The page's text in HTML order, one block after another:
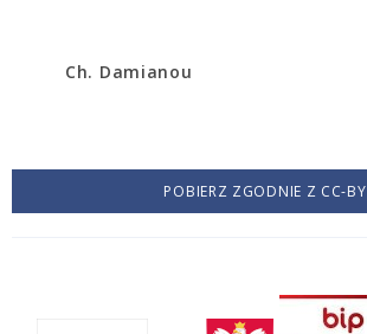
Ch. Damianou
POBIERZ ZGODNIE Z CC-BY